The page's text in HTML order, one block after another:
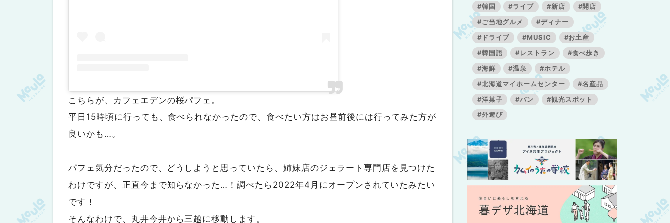
こちらが、カフェエデンの桜パフェ。
平日15時頃に行っても、食べられなかったので、食べたい方はお昼前後には行ってみた方が
良いかも…。
パフェ気分だったので、どうしようと思っていたら、姉妹店のジェラート専門店を見つけた
わけですが、正直今まで知らなかった…！調べたら2022年4月にオープンされていたみたい
です！
そんなわけで、丸井今井から三越に移動します。
#韓国
#ライブ #新店
#開店
#ご当地グルメ
#ディナー
#ドライブ
#MUSIC
#お土産
#韓国語
#レストラン
#食べ歩き
#海鮮
#温泉
#ホテル
#北海道マイホームセンター
#名産品
#洋菓子
#パン
#観光スポット
#外遊び